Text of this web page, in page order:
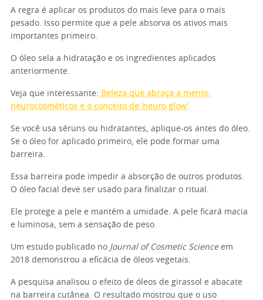
A regra é aplicar os produtos do mais leve para o mais
pesado. Isso permite que a pele absorva os ativos mais
importantes primeiro.
O óleo sela a hidratação e os ingredientes aplicados
anteriormente.
Veja que interessante: Beleza que abraça a mente:
neurocosméticos e o conceito de ‘neuro glow’
Se você usa séruns ou hidratantes, aplique-os antes do óleo.
Se o óleo for aplicado primeiro, ele pode formar uma
barreira.
Essa barreira pode impedir a absorção de outros produtos.
O óleo facial deve ser usado para finalizar o ritual.
Ele protege a pele e mantém a umidade. A pele ficará macia
e luminosa, sem a sensação de peso.
Um estudo publicado no Journal of Cosmetic Scienceem
2018 demonstrou a eficácia de óleos vegetais.
A pesquisa analisou o efeito de óleos de girassol e abacate
na barreira cutânea. O resultado mostrou que o uso